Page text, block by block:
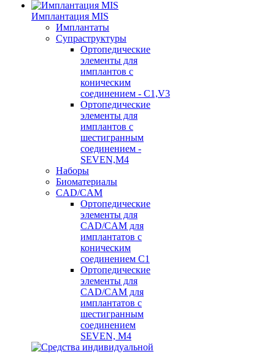
Имплантация MIS
Имплантаты
Супраструктуры
Ортопедические
элементы для
имплантов с
коническим
соединением - C1,V3
Ортопедические
элементы для
имплантов с
шестигранным
соединением -
SEVEN,M4
Наборы
Биоматериалы
CAD/CAM
Ортопедические
элементы для
CAD/CAM для
имплантатов с
коническим
соединением С1
Ортопедические
элементы для
CAD/CAM для
имплантатов с
шестигранным
соединением
SEVEN, М4